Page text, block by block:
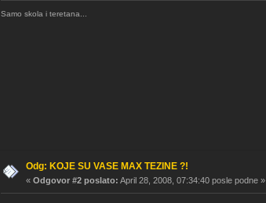
Samo skola i teretana...
Odg: KOJE SU VASE MAX TEZINE ?!
« Odgovor #2 poslato: April 28, 2008, 07:34:40 posle podne »